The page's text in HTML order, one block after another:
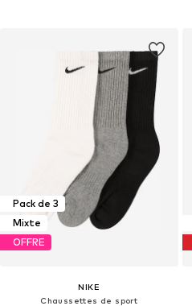
Pack de 3
Mixte
OFFRE
NIKE
Chaussettes de sport